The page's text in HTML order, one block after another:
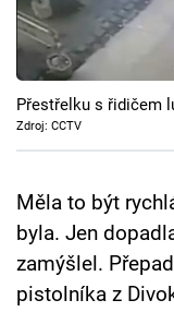
Cool Esport
Pořady
TV Program
Přihlášení
Přestřelku s řidičem
Zdroj: CCTV
Měla to být
byla. Jen
zamýšlel.
pistolníka z